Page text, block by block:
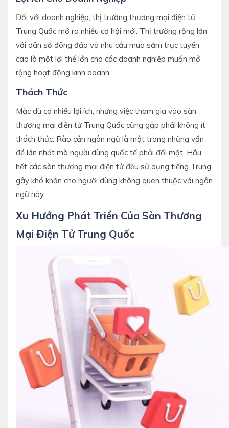
Đối với doanh nghiệp, thị trường thương mại điện tử
Trung Quốc mở ra nhiều cơ hội mới. Thị trường rộng lớn
với dân số đông đảo và nhu cầu mua sắm trực tuyến
cao là một lợi thế lớn cho các doanh nghiệp muốn mở
rộng hoạt động kinh doanh.
Thách Thức
Mặc dù có nhiều lợi ích, nhưng việc tham gia vào sàn
thương mại điện tử Trung Quốc cũng gặp phải không ít
thách thức. Rào cản ngôn ngữ là một trong những vấn
đề lớn nhất mà người dùng quốc tế phải đối mặt. Hầu
hết các sàn thương mại điện tử đều sử dụng tiếng Trung,
gây khó khăn cho người dùng không quen thuộc với ngôn
ngữ này.
Xu Hướng Phát Triển Của Sàn Thương
Mại Điện Tử Trung Quốc